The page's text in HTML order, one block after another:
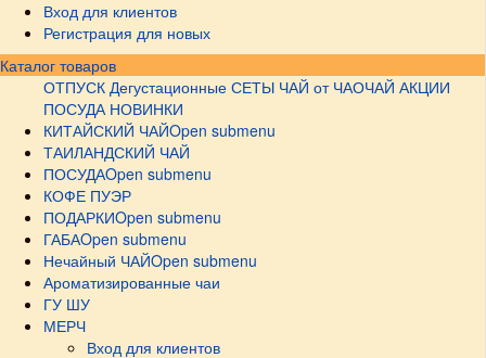
Вход для клиентов
Регистрация для новых
Каталог товаров
ОТПУСК Дегустационные СЕТЫ ЧАЙ от ЧАОЧАЙ АКЦИИ
ПОСУДА НОВИНКИ
КИТАЙСКИЙ ЧАЙOpen submenu
ТАИЛАНДСКИЙ ЧАЙ
ПОСУДАOpen submenu
КОФЕ ПУЭР
ПОДАРКИOpen submenu
ГАБАOpen submenu
Нечайный ЧАЙOpen submenu
Ароматизированные чаи
ГУ ШУ
МЕРЧ
Вход для клиентов